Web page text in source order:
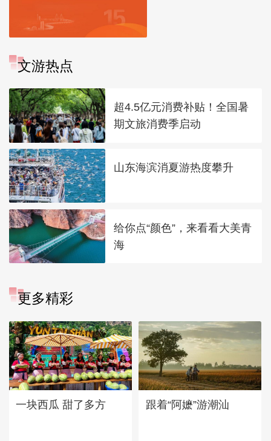
文游热点
超4.5亿元消费补贴！全国暑
期文旅消费季启动
山东海滨消夏游热度攀升
给你点“颜色”，来看看大美青
海
更多精彩
一块西瓜 甜了多方 跟着“阿嬷”游潮汕